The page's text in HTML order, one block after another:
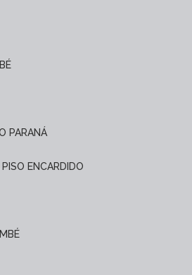
PARANÁ
PISO ENCARDIDO